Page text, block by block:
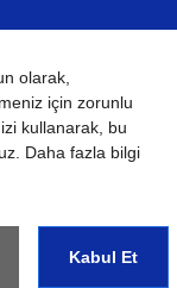
FZE Tüm Hakları
olarak,
için zorunlu
kullanarak, bu
Daha fazla bilgi
Kabul Et